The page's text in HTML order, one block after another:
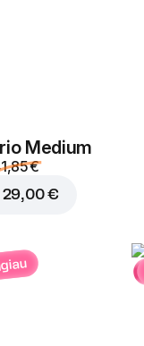
Medium
€
29,00 €